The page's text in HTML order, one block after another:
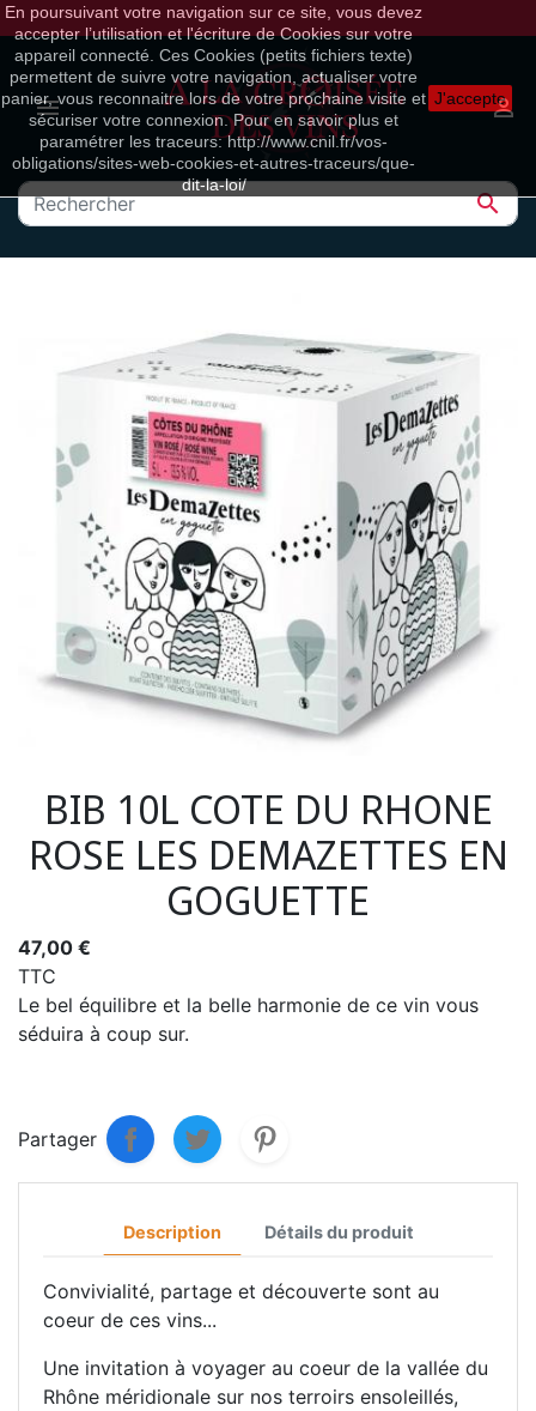



BIB 10L COTE DU RHONE
ROSE LES DEMAZETTES EN
GOGUETTE
47,00 €
TTC
Le bel équilibre et la belle harmonie de ce vin vous
séduira à coup sur.
Partager
Description Détails du produit
Convivialité, partage et découverte sont au
coeur de ces vins...
Une invitation à voyager au coeur de la vallée du
Rhône méridionale sur nos terroirs ensoleillés,
En poursuivant votre navigation sur ce site, vous devez
accepter l’utilisation et l'écriture de Cookies sur votre
appareil connecté. Ces Cookies (petits fichiers texte)
permettent de suivre votre navigation, actualiser votre
panier, vous reconnaitre lors de votre prochaine visite et
sécuriser votre connexion. Pour en savoir plus et
paramétrer les traceurs: http://www.cnil.fr/vos-
obligations/sites-web-cookies-et-autres-traceurs/que-
dit-la-loi/
J'accepte